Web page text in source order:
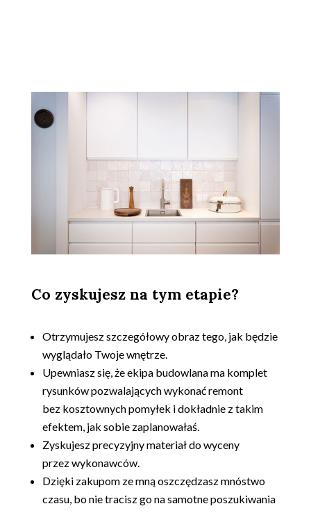
Co zyskujesz na tym etapie?
Otrzymujesz szczegółowy obraz tego, jak będzie
wyglądało Twoje wnętrze.
Upewniasz się, że ekipa budowlana ma komplet
rysunków pozwalających wykonać remont
bez kosztownych pomyłek i dokładnie z takim
efektem, jak sobie zaplanowałaś.
Zyskujesz precyzyjny materiał do wyceny
przez wykonawców.
Dzięki zakupom ze mną oszczędzasz mnóstwo
czasu, bo nie tracisz go na samotne poszukiwania